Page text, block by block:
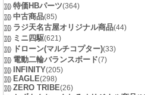
特価HBパーツ(364)
中古商品(85)
ラジ天名古屋オリジナル商品(44)
ミニ四駆(621)
ドローン(マルチコプター)(33)
電動二輪バランスボード(7)
INFINITY(205)
EAGLE(298)
ZERO TRIBE(26)